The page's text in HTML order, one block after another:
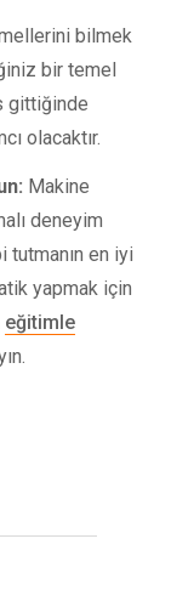
bilmek
bir temel
gittiğinde
olacaktır.
Makine
deneyim
en iyi
yapmak için
eğitimle